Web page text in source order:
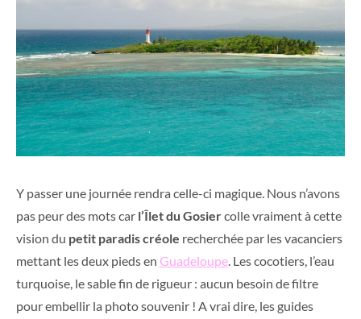
Y passer une journée rendra celle-ci magique. Nous n’avons
pas peur des mots car l’Îlet du Gosiercolle vraiment à cette
vision du petit paradis créole recherchée par les vacanciers
mettant les deux pieds en Guadeloupe . Les cocotiers, l’eau
turquoise, le sable fin de rigueur : aucun besoin de filtre
pour embellir la photo souvenir ! A vrai dire, les guides